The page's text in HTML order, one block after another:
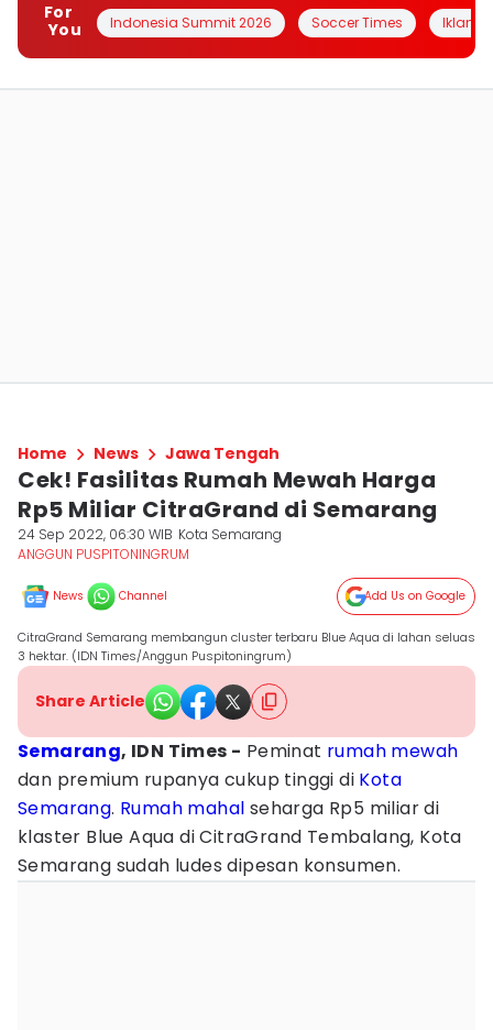
For
You
Indonesia Summit 2026 Soccer Times Iklanin
Home News Jawa Tengah
Cek! Fasilitas Rumah Mewah Harga
Rp5 Miliar CitraGrand di Semarang
24 Sep 2022, 06:30 WIB Kota Semarang
ANGGUN PUSPITONINGRUM
News Channel Add Us on Google
CitraGrand Semarang membangun cluster terbaru Blue Aqua di lahan seluas
3 hektar. (IDN Times/Anggun Puspitoningrum)
Share Article
Semarang, IDN Times - Peminat rumah mewah
dan premium rupanya cukup tinggi di Kota
Semarang. Rumah mahal seharga Rp5 miliar di
klaster Blue Aqua di CitraGrand Tembalang, Kota
Semarang sudah ludes dipesan konsumen.